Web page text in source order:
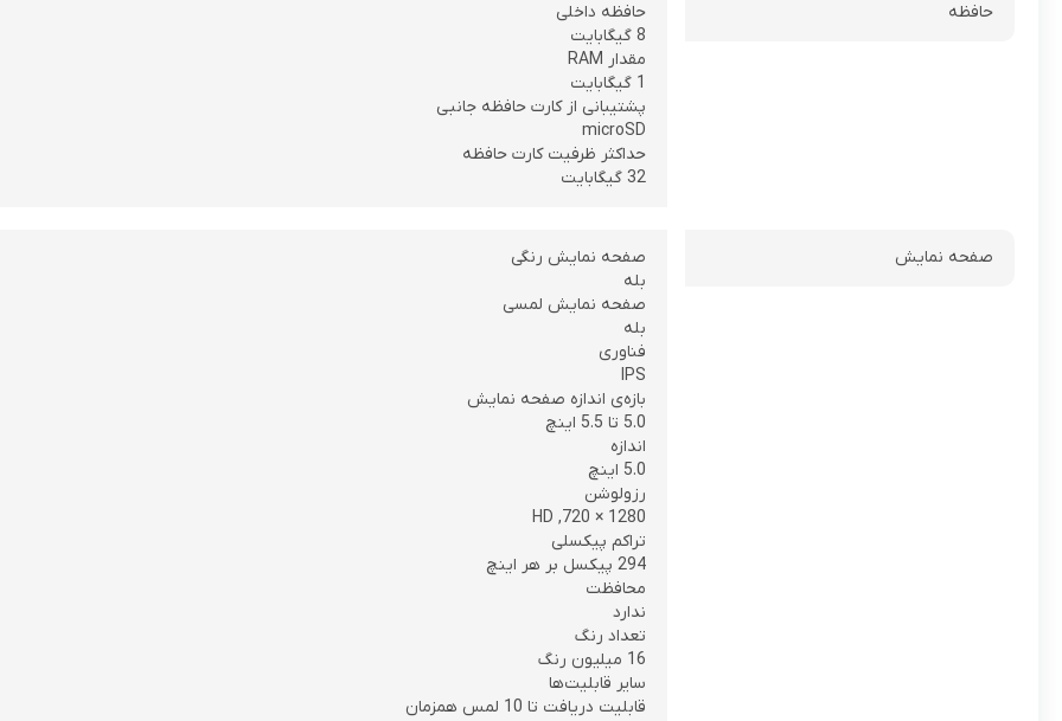
حافظه
حافظه داخلی
8 گیگابایت
مقدار RAM
1 گیگابایت
پشتیبانی از کارت حافظه جانبی
microSD
حداکثر ظرفیت کارت حافظه
32 گیگابایت
صفحه نمایش
صفحه نمایش رنگی
بله
صفحه نمایش لمسی
بله
فناوری
IPS
بازه‌ی اندازه صفحه نمایش
5.0 تا 5.5 اینچ
اندازه
5.0 اینچ
رزولوشن
1280 × 720, HD
تراکم پیکسلی
294 پیکسل بر هر اینچ
محافظت
ندارد
تعداد رنگ
16 میلیون رنگ
سایر قابلیت‌ها
قابلیت دریافت تا 10 لمس همزمان